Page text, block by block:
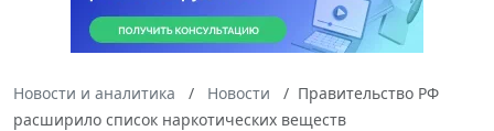
Новости и аналитика Новости
Правительство РФ
расширило список наркотических веществ